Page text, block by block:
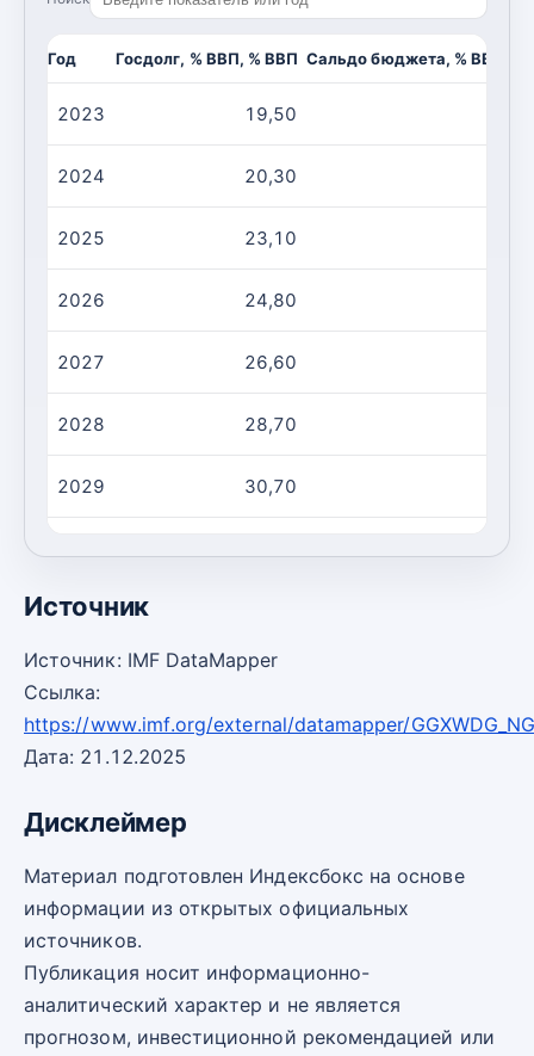
Год Госдолг, % ВВП, % ВВП Сальдо бюджета, % ВВП, %
2023 19,50
2024 20,30
2025 23,10
2026 24,80
2027 26,60
2028 28,70
2029 30,70
Источник
Источник: IMF DataMapper
Ссылка:
https://www.imf.org/external/datamapper/
Дата: 21.12.2025
Дисклеймер
Материал подготовлен Индексбокс на основе
информации из открытых официальных
источников.
Публикация носит информационно-
аналитический характер и не является
прогнозом, инвестиционной рекомендацией или